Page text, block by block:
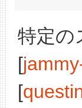
特定の
[
[